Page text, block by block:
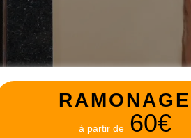
RAMONAGE
à partir de 60€